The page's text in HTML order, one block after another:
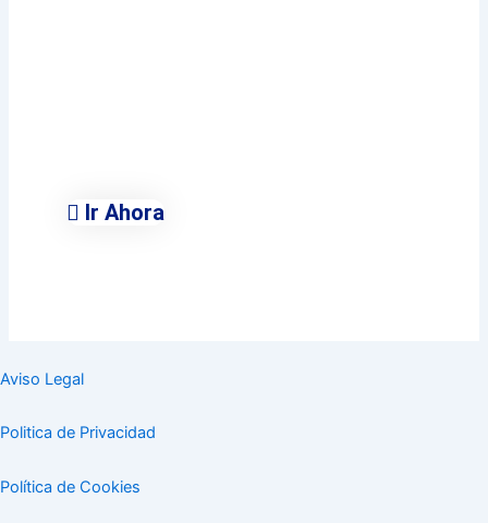
Ir Ahora
Aviso Legal
Politica de Privacidad
Política de Cookies